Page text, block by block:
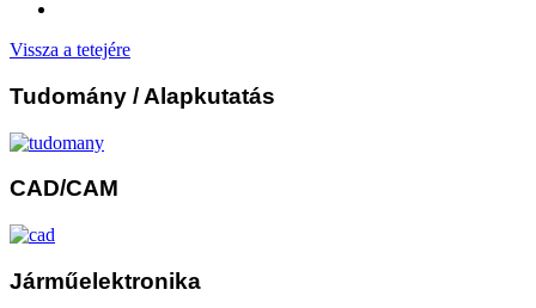
Vissza a tetejére
Tudomány / Alapkutatás
CAD/CAM
Járműelektronika